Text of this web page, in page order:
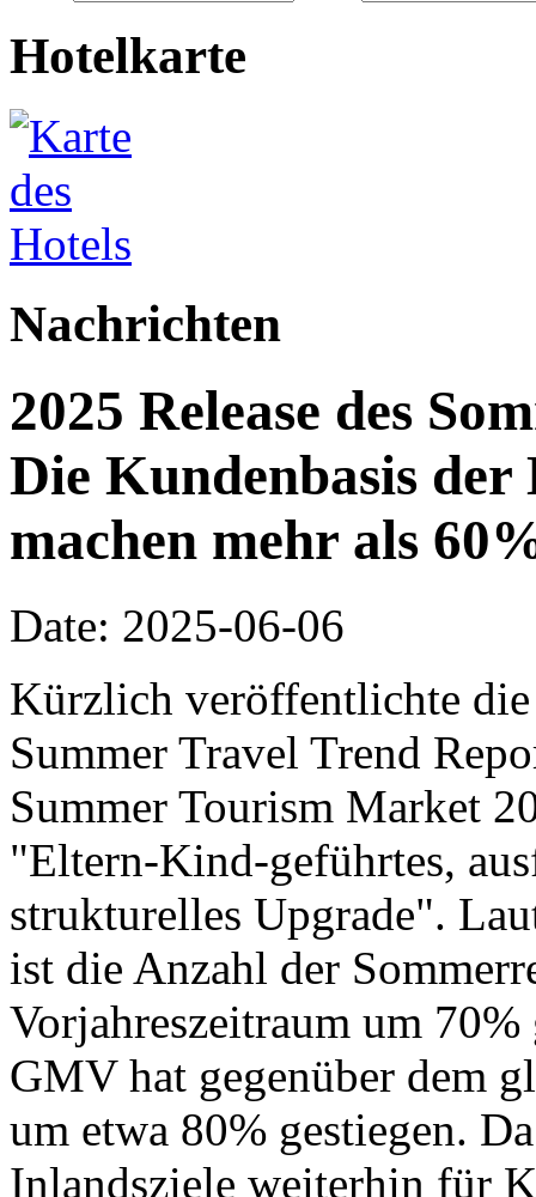
Hotelkarte
Nachrichten
2025 Release des
Die Kundenbasis
machen mehr als
Date: 2025-06-06
Kürzlich veröffentlichte
Summer Travel Trend
Summer Tourism Market
"Eltern-Kind-geführtes,
strukturelles Upgrade".
ist die Anzahl der
Vorjahreszeitraum um
GMV hat gegenüber dem
um etwa 80% gestiegen.
Inlandsziele weiterhin für